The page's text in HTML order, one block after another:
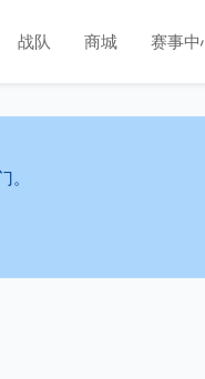
战队 商城 赛事中